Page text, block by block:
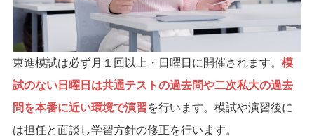
東進模試は必ず月１回以上・日曜日に開催されます。 模
試のない日曜日は共通テストの過去問や二次私大の過去
問を本番に近い環境で演習を行います。模試や演習後に
は担任と面談し学習方針の修正を行います。